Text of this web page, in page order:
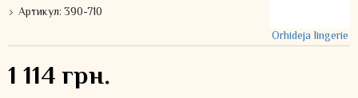
Артикул:390-710
Orhideja lingerie
1 114 грн.